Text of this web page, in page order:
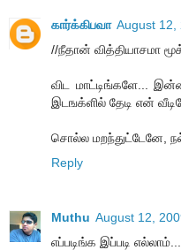
கார்க்கிபவா August 12,
//நீதான் வித்தியாசமா
விட மாட்டிங்களே...
இடஙக்ளில் தேடி என்
சொல்ல மறந்துட்டேனே,
Reply
Muthu August 12,
எப்படிங்க இப்படி எல்லாம்...